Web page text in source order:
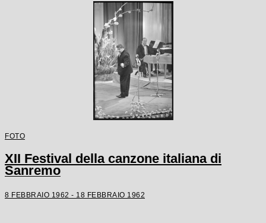
FOTO
XII Festival della canzone italiana di
Sanremo
8 FEBBRAIO 1962 - 18 FEBBRAIO 1962